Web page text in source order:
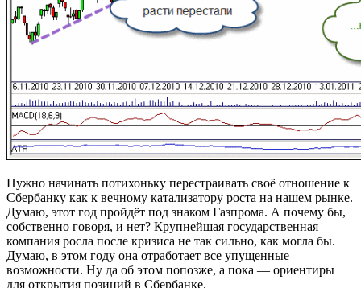
Нужно начинать потихоньку перестраивать своё отношение к
Сбербанку как к вечному катализатору роста на нашем рынке.
Думаю, этот год пройдёт под знаком Газпрома. А почему бы,
собственно говоря, и нет? Крупнейшая государственная
компания росла после кризиса не так сильно, как могла бы.
Думаю, в этом году она отработает все упущенные
возможности. Ну да об этом попозже, а пока — ориентиры
для открытия позиций в Сбербанке.